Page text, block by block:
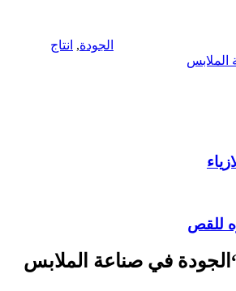
الجودة, انتاج
الملابس
للقص
الجودة في صناعة الملابس